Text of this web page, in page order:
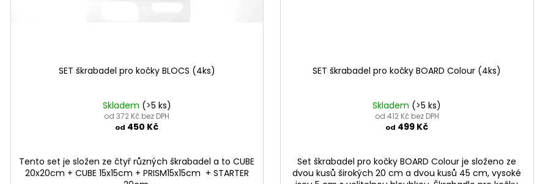
SET škrabadel pro kočky BLOCS (4ks)
Skladem (>5 ks)
od 372 Kč bez DPH
od 450 Kč
Tento set je složen ze čtyř různých škrabadel a to CUBE
20x20cm + CUBE 15x15cm + PRISM15x15cm + STARTER
SET škrabadel pro kočky BOARD Colour (4ks)
Skladem (>5 ks)
od 412 Kč bez DPH
od 499 Kč
Set škrabadel pro kočky BOARD Colour je složeno ze
dvou kusů širokých 20 cm a dvou kusů 45 cm, vysoké